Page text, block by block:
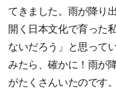
てきました。雨が降り
開く日本文化で育った
ないだろう」と思って
みたら、確かに！雨が
がたくさんいたのです。